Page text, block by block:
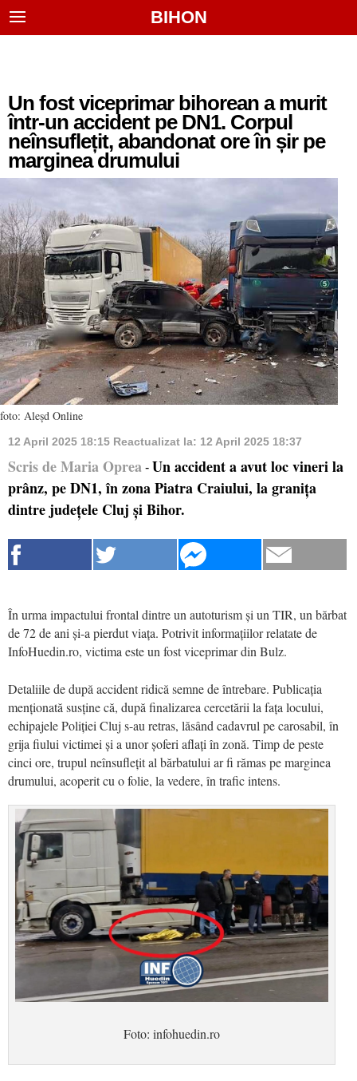
BIHON
Un fost viceprimar bihorean a murit
într-un accident pe DN1. Corpul
neînsuflețit, abandonat ore în șir pe
marginea drumului
foto: Aleșd Online
12 April 2025 18:15 Reactualizat la: 12 April 2025 18:37
Scris de Maria Oprea - Un accident a avut loc vineri la
prânz, pe DN1, în zona Piatra Craiului, la granița
dintre județele Cluj și Bihor.
În urma impactului frontal dintre un autoturism și un TIR, un bărbat
de 72 de ani și-a pierdut viața. Potrivit informațiilor relatate de
InfoHuedin.ro, victima este un fost viceprimar din Bulz.
Detaliile de după accident ridică semne de întrebare. Publicația
menționată susține că, după finalizarea cercetării la fața locului,
echipajele Poliției Cluj s-au retras, lăsând cadavrul pe carosabil, în
grija fiului victimei și a unor șoferi aflați în zonă. Timp de peste
cinci ore, trupul neînsuflețit al bărbatului ar fi rămas pe marginea
drumului, acoperit cu o folie, la vedere, în trafic intens.
Foto: infohuedin.ro